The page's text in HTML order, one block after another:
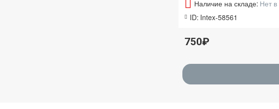
Наличие на складе: Нет
ID: Intex-58561
750₽